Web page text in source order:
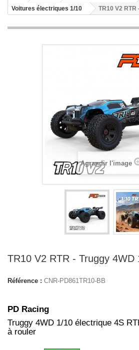
Voitures électriques 1/10
TR10 V2 RTR
Agrandir l'image
TR10 V2 RTR - Truggy 4WD
Référence : CNR-PD861TR10-BB
PD Racing
Truggy 4WD 1/10 électrique 4S
à rouler